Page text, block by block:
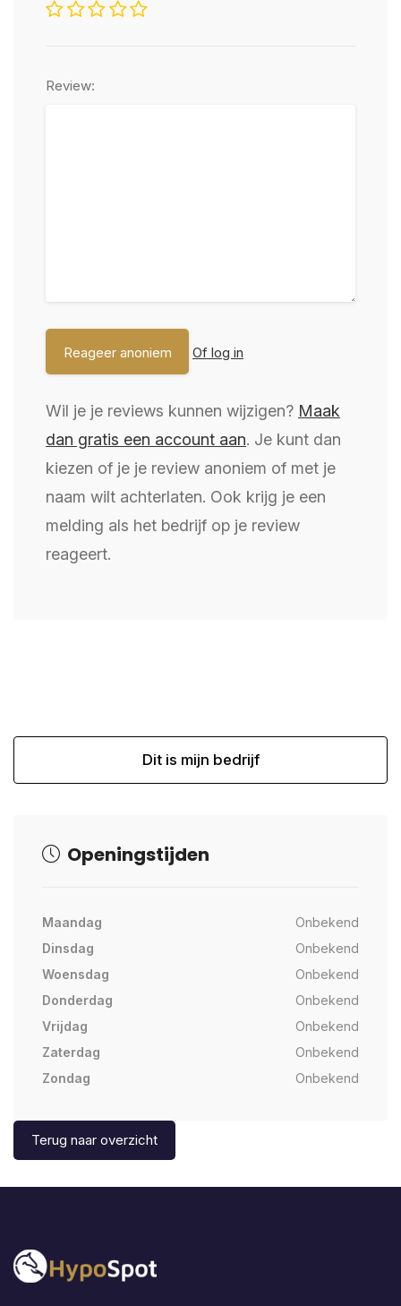
Review:
Of log in
Wil je je reviews kunnen wijzigen? Maak
dan gratis een account aan. Je kunt dan
kiezen of je je review anoniem of met je
naam wilt achterlaten. Ook krijg je een
melding als het bedrijf op je review
reageert.
Dit is mijn bedrijf
Openingstijden
Maandag
Onbekend
Dinsdag
Onbekend
Woensdag
Onbekend
Donderdag
Onbekend
Vrijdag
Onbekend
Zaterdag
Onbekend
Zondag
Onbekend
Terug naar overzicht